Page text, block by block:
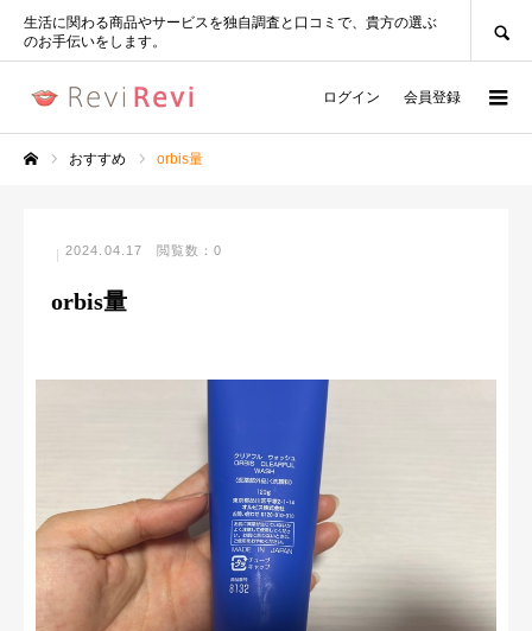
生活に関わる商品やサービスを独自調査と口コミで、貴方の選ぶ
のお手伝いをします。
ログイン 会員登録
おすすめ orbis量
2024.04.17 閲覧数：0
orbis量